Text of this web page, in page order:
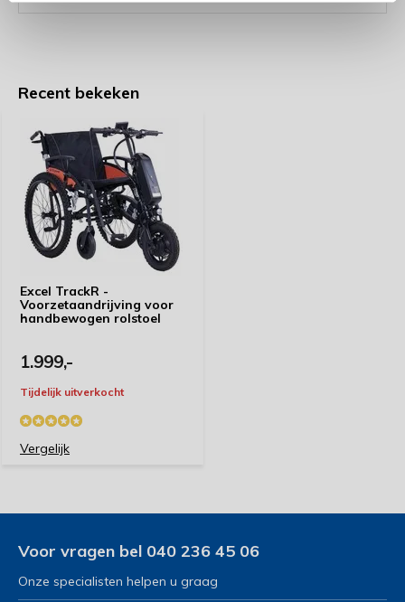
Recent bekeken
Excel TrackR -
Voorzetaandrijving voor
handbewogen rolstoel
1.999,-
Tijdelijk uitverkocht
Vergelijk
Voor vragen bel 040 236 45 06
Onze specialisten helpen u graag